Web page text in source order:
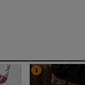
3